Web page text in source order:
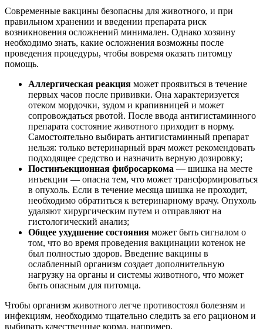
Современные вакцины безопасны для животного, и при
правильном хранении и введении препарата риск
возникновения осложнений минимален. Однако хозяину
необходимо знать, какие осложнения возможны после
проведения процедуры, чтобы вовремя оказать питомцу
помощь.
Аллергическая реакция может проявиться в течение
первых часов после прививки. Она характеризуется
отеком мордочки, зудом и крапивницей и может
сопровождаться рвотой. После ввода антигистаминного
препарата состояние животного приходит в норму.
Самостоятельно выбирать антигистаминный препарат
нельзя: только ветеринарный врач может рекомендовать
подходящее средство и назначить верную дозировку;
Постинъекционная фибросаркома — шишка на месте
инъекции — опасна тем, что может трансформироваться
в опухоль. Если в течение месяца шишка не проходит,
необходимо обратиться к ветеринарному врачу. Опухоль
удаляют хирургическим путем и отправляют на
гистологический анализ;
Общее ухудшение состояния может быть сигналом о
том, что во время проведения вакцинации котенок не
был полностью здоров. Введение вакцины в
ослабленный организм создает дополнительную
нагрузку на органы и системы животного, что может
быть опасным для питомца.
Чтобы организм животного легче противостоял болезням и
инфекциям, необходимо тщательно следить за его рационом и
выбирать качественные корма, например,